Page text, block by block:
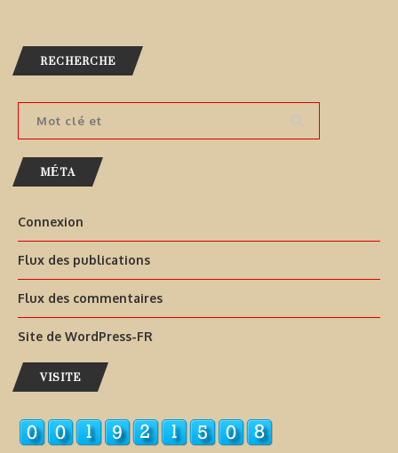
RECHERCHE
MÉTA
Connexion
Flux des publications
Flux des commentaires
Site de WordPress-FR
VISITE